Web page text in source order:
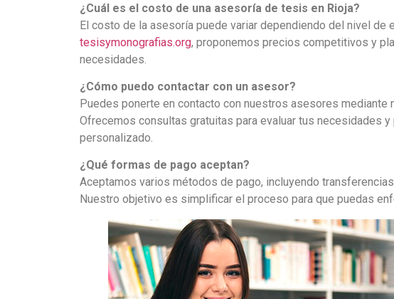
¿Cuál es el costo de una asesoría de tesis en Rioja?
El costo de la asesoría puede variar dependiendo del nivel de
tesisymonografias.org, proponemos precios competitivos y
necesidades.
¿Cómo puedo contactar con un asesor?
Puedes ponerte en contacto con nuestros asesores mediante
Ofrecemos consultas gratuitas para evaluar tus necesidades y
personalizado.
¿Qué formas de pago aceptan?
Aceptamos varios métodos de pago, incluyendo
Nuestro objetivo es simplificar el proceso para que puedas